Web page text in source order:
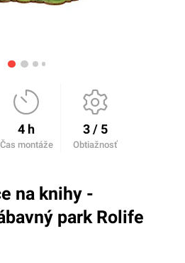
4 h
Čas montáže
3 / 5
Obtiažnosť
na knihy -
park Rolife